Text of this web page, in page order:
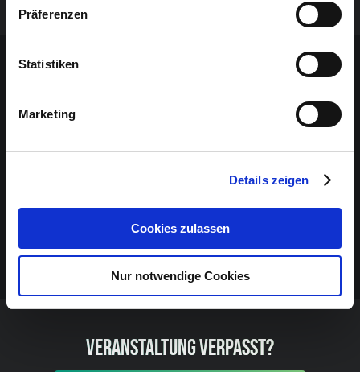
Präferenzen
Statistiken
Marketing
Details zeigen
Cookies zulassen
Nur notwendige Cookies
VERANSTALTUNG VERPASST?